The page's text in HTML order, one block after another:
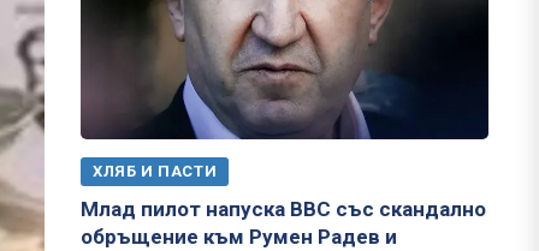
ХЛЯБ И ПАСТИ
Млад пилот напуска ВВС със скандално
обръщение към Румен Радев и